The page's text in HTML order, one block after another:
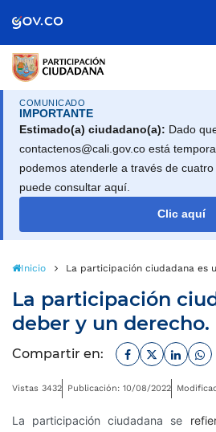
de Gobierno
COMUNICADO
IMPORTANTE
Estimado(a) ciudadano(a): Dado
contactenos@cali.gov.co está
podemos atenderle a través de
puede consultar aquí.
Clic aquí
Inicio La participación ciudadana es
La participación
deber y un derecho.
Compartir en: Facebook
Twitter
Vistas 3432 Publicación: 10/08/2022
La participación ciudadana se